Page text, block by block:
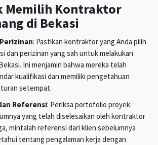
Memilih Kontraktor
di Bekasi
: Pastikan kontraktor yang Anda pilih
dan perizinan yang sah untuk melakukan
Ini menjamin bahwa mereka telah
kualifikasi dan memiliki pengetahuan
setempat.
Referensi: Periksa portofolio proyek-
yang telah diselesaikan oleh kontraktor
mintalah referensi dari klien sebelumnya
tentang pengalaman kerja dengan